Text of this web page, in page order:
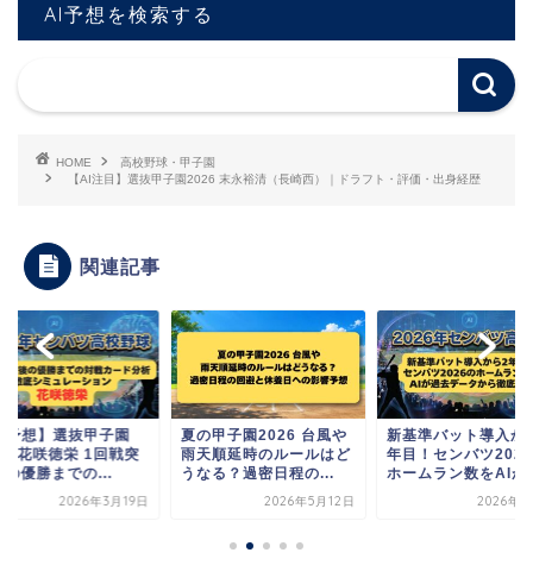
AI予想を検索する
HOME
高校野球・甲子園
【AI注目】選抜甲子園2026 末永裕清（長崎西）｜ドラフト・評価・出身経歴
関連記事
予想】選抜甲子園
花咲徳栄 1回戦突
の優勝までの...
2026年3月19日
夏の甲子園2026 台風や
雨天順延時のルールはど
うなる？過密日程の...
2026年5月12日
新基準バット導入か
年目！センバツ
ホームラン数をAIが
2026年3